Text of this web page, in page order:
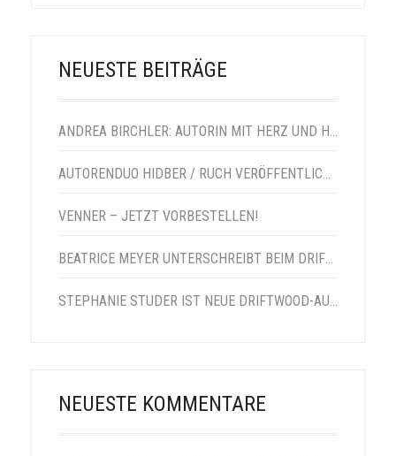
NEUESTE BEITRÄGE
ANDREA BIRCHLER: AUTORIN MIT HERZ UND HUMOR
AUTORENDUO HIDBER / RUCH VERÖFFENTLICHT VENNER-NACHFOLGER
VENNER – JETZT VORBESTELLEN!
BEATRICE MEYER UNTERSCHREIBT BEIM DRIFTWOOD VERLAG
STEPHANIE STUDER IST NEUE DRIFTWOOD-AUTORIN
NEUESTE KOMMENTARE